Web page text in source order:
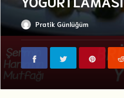
Pratik Günlüğüm